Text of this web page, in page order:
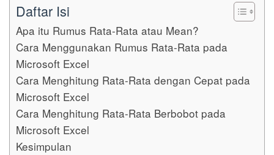
Daftar Isi
Apa itu Rumus Rata-Rata atau Mean?
Cara Menggunakan Rumus Rata-Rata pada
Microsoft Excel
Cara Menghitung Rata-Rata dengan Cepat pada
Microsoft Excel
Cara Menghitung Rata-Rata Berbobot pada
Microsoft Excel
Kesimpulan